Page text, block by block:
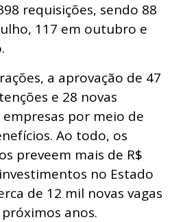
requisições, sendo 88
117 em outubro e
a aprovação de 47
e 28 novas
por meio de
Ao todo, os
preveem mais de R$
no Estado
de 12 mil novas vagas
anos.